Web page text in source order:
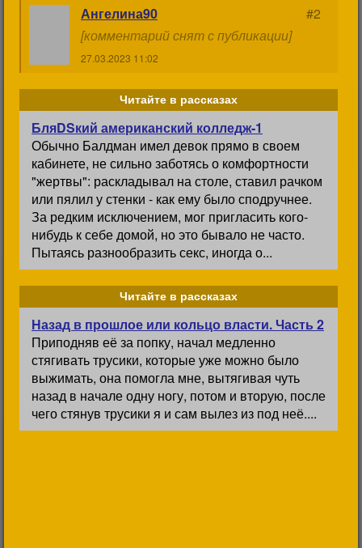
Ангелина90
#2
[комментарий снят с публикации]
27.03.2023 11:02
Читайте в рассказах
БляDSкий американский колледж-1
Обычно Балдман имел девок прямо в своем
кабинете, не сильно заботясь о комфортности
"жертвы": раскладывал на столе, ставил рачком
или пялил у стенки - как ему было сподручнее.
За редким исключением, мог пригласить кого-
нибудь к себе домой, но это бывало не часто.
Пытаясь разнообразить секс, иногда о...
Читайте в рассказах
Назад в прошлое или кольцо власти. Часть 2
Приподняв её за попку, начал медленно
стягивать трусики, которые уже можно было
выжимать, она помогла мне, вытягивая чуть
назад в начале одну ногу, потом и вторую, после
чего стянув трусики я и сам вылез из под неё....